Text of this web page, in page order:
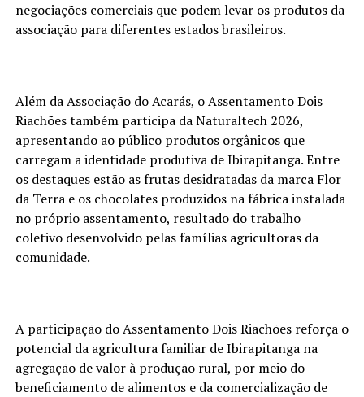
negociações comerciais que podem levar os produtos da
associação para diferentes estados brasileiros.
Além da Associação do Acarás, o Assentamento Dois
Riachões também participa da Naturaltech 2026,
apresentando ao público produtos orgânicos que
carregam a identidade produtiva de Ibirapitanga. Entre
os destaques estão as frutas desidratadas da marca Flor
da Terra e os chocolates produzidos na fábrica instalada
no próprio assentamento, resultado do trabalho
coletivo desenvolvido pelas famílias agricultoras da
comunidade.
A participação do Assentamento Dois Riachões reforça o
potencial da agricultura familiar de Ibirapitanga na
agregação de valor à produção rural, por meio do
beneficiamento de alimentos e da comercialização de